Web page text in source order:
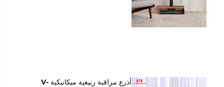
أذرع مراقبة ربيعية ميكانيكية V-